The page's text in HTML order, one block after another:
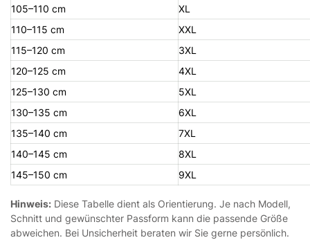
105–110 cm
XL
110–115 cm
XXL
115–120 cm
3XL
120–125 cm
4XL
125–130 cm
5XL
130–135 cm
6XL
135–140 cm
7XL
140–145 cm
8XL
145–150 cm
9XL
Hinweis: Diese Tabelle dient als Orientierung. Je nach Modell,
Schnitt und gewünschter Passform kann die passende Größe
abweichen. Bei Unsicherheit beraten wir Sie gerne persönlich.